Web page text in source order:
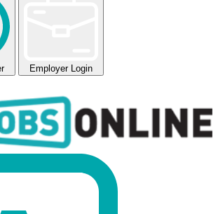
Employer Login